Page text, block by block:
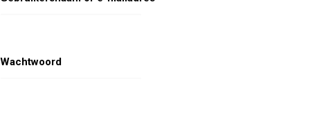
Wachtwoord